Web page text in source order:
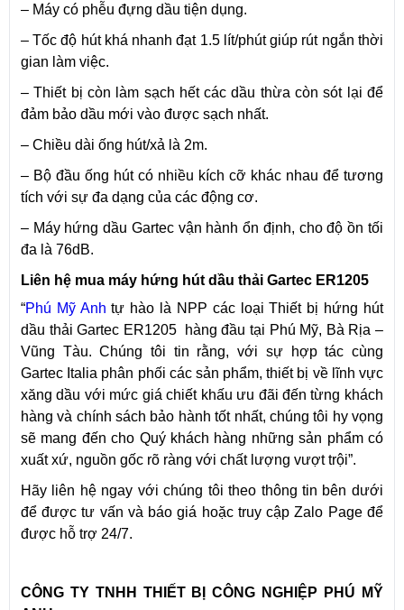
– Máy có phễu đựng dầu tiện dụng.
– Tốc độ hút khá nhanh đạt 1.5 lít/phút giúp rút ngắn thời
gian làm việc.
– Thiết bị còn làm sạch hết các dầu thừa còn sót lại để
đảm bảo dầu mới vào được sạch nhất.
– Chiều dài ống hút/xả là 2m.
– Bộ đầu ống hút có nhiều kích cỡ khác nhau để tương
tích với sự đa dạng của các động cơ.
– Máy hứng dầu Gartec vận hành ổn định, cho độ ồn tối
đa là 76dB.
Liên hệ mua máy hứng hút dầu thải Gartec ER1205
“Phú Mỹ Anh tự hào là NPP các loại Thiết bị hứng hút
dầu thải Gartec ER1205 hàng đầu tại Phú Mỹ, Bà Rịa –
Vũng Tàu. Chúng tôi tin rằng, với sự hợp tác cùng
Gartec Italia phân phối các sản phẩm, thiết bị về lĩnh vực
xăng dầu với mức giá chiết khấu ưu đãi đến từng khách
hàng và chính sách bảo hành tốt nhất, chúng tôi hy vọng
sẽ mang đến cho Quý khách hàng những sản phẩm có
xuất xứ, nguồn gốc rõ ràng với chất lượng vượt trội”.
Hãy liên hệ ngay với chúng tôi theo thông tin bên dưới
để được tư vấn và báo giá hoặc truy cập Zalo Page để
được hỗ trợ 24/7.
CÔNG TY TNHH THIẾT BỊ CÔNG NGHIỆP PHÚ MỸ